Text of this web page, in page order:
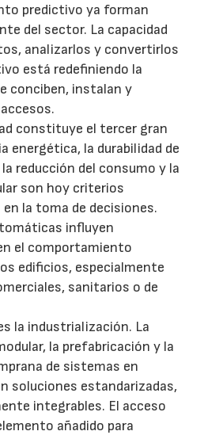
predictivo ya forman
del sector. La capacidad
analizarlos y convertirlos
está redefiniendo la
conciben, instalan y
constituye el tercer gran
energética, la durabilidad de
reducción del consumo y la
son hoy criterios
la toma de decisiones.
influyen
el comportamiento
edificios, especialmente
sanitarios o de
la industrialización. La
la prefabricación y la
de sistemas en
soluciones estandarizadas,
integrables. El acceso
añadido para